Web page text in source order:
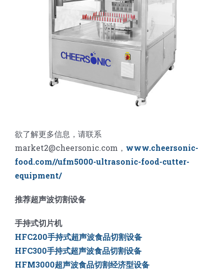
欲了解更多信息，请联系
market2@cheersonic.com， www.cheersonic-
food.com//ufm5000-ultrasonic-food-cutter-
equipment/
推荐超声波切割设备
手持式切片机
HFC200手持式超声波食品切割设备
HFC300手持式超声波食品切割设备
HFM3000超声波食品切割经济型设备